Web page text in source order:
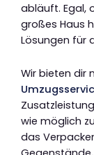
abläuft. Egal,
großes Haus
Lösungen für
Wir bieten dir
wie möglich
das